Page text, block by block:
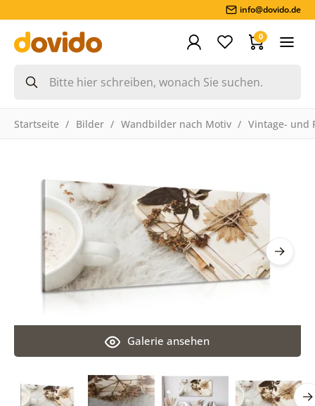
info@dovido.de
0
Startseite Bilder Wandbilder nach Motiv Vintage- und
Galerie ansehen